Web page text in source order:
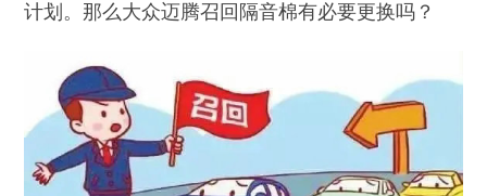
计划。那么大众迈腾召回隔音棉有必要更换吗？